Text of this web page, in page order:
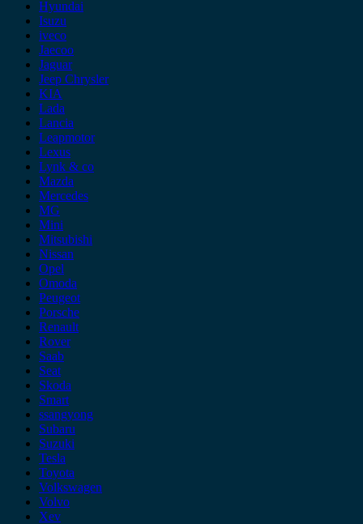
Hyundai
Isuzu
iveco
Jaecoo
Jaguar
Jeep Chrysler
KIA
Lada
Lancia
Leapmotor
Lexus
Lynk & co
Mazda
Mercedes
MG
Mini
Mitsubishi
Nissan
Opel
Omoda
Peugeot
Porsche
Renault
Rover
Saab
Seat
Skoda
Smart
ssangyong
Subaru
Suzuki
Tesla
Toyota
Volkswagen
Volvo
Xev